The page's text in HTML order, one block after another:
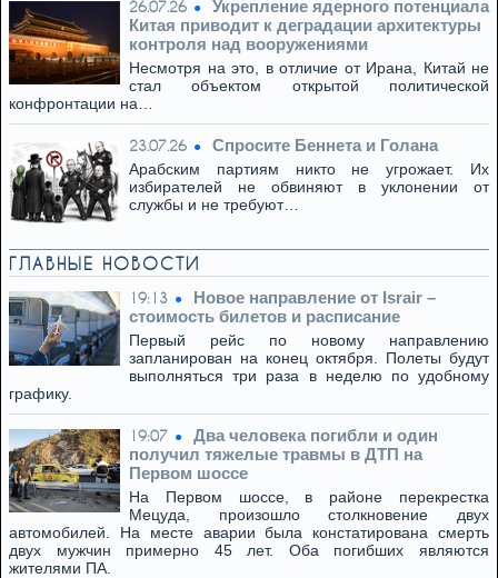
26.07.26
Укрепление ядерного потенциала
Китая приводит к деградации архитектуры
контроля над вооружениями
Несмотря на это, в отличие от Ирана, Китай не
стал объектом открытой политической
конфронтации на…
23.07.26 Спросите Беннета и Голана
Арабским партиям никто не угрожает. Их
избирателей не обвиняют в уклонении от
службы и не требуют…
ГЛАВНЫЕ НОВОСТИ
19:13
Новое направление от Israir –
стоимость билетов и расписание
Первый рейс по новому направлению
запланирован на конец октября. Полеты будут
выполняться три раза в неделю по удобному
графику.
19:07
Два человека погибли и один
получил тяжелые травмы в ДТП на
Первом шоссе
На Первом шоссе, в районе перекрестка
Мецуда, произошло столкновение двух
автомобилей. На месте аварии была констатирована смерть
двух мужчин примерно 45 лет. Оба погибших являются
жителями ПА.